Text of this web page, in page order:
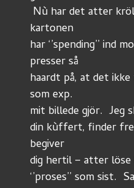
kartonen
har ‘’spending’’ ind
presser så
haardt på, at det
som exp.
mit billede gjör.  Jeg
din kùffert, finder
begiver
‘’proses’’ som sist.